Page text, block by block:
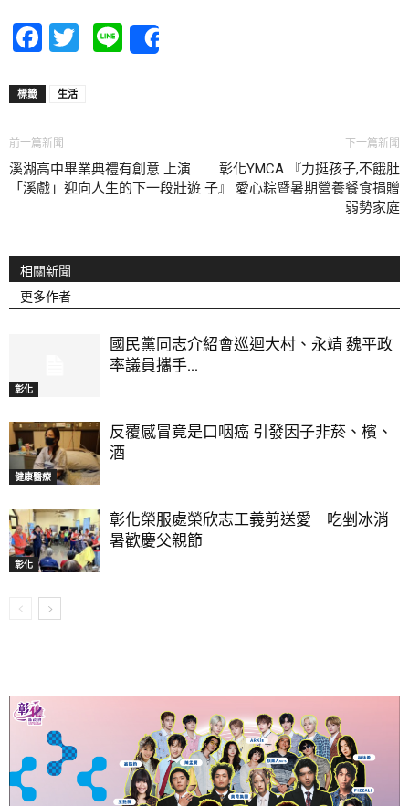
Facebook
Twitter
Line
標籤 生活
前一篇新聞
溪湖高中畢業典禮有創意 上演
「溪戲」迎向人生的下一段壯遊
下一篇新聞
彰化YMCA 『力挺孩子,不餓肚
子』 愛心粽暨暑期營養餐食捐贈
弱勢家庭
相關新聞
更多作者
彰化
國民黨同志介紹會巡迴大村、永靖 魏平政
率議員攜手...
健康醫療
反覆感冒竟是口咽癌 引發因子非菸、檳、
酒
彰化
彰化榮服處榮欣志工義剪送愛 吃剉冰消
暑歡慶父親節